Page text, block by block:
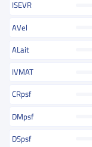
ISEVR
AVel
ALait
IVMAT
CRpsf
DMpsf
DSpsf